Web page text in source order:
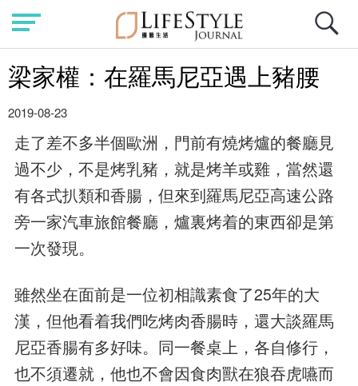
梁家權：在羅馬尼亞遇上豬腰
2019-08-23
走了差不多半個歐洲，門前有燒烤爐的餐廳見
過不少，不是烤乳豬，就是烤羊或雞，當然還
有各式扒類和香腸，但來到羅馬尼亞高速公路
旁一家汽車旅館餐廳，爐裏烤着的東西卻是第
一次發現。
雖然坐在面前是一位初相識素食了25年的大
漢，但他看着我們吃烤肉香腸時，還大談羅馬
尼亞香腸有多好味。同一餐桌上，各自修行，
也不須遷就，他也不會因食肉獸在狼吞虎嚥而